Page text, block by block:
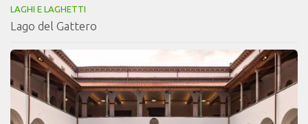
LAGHI E LAGHETTI
Lago del Gattero